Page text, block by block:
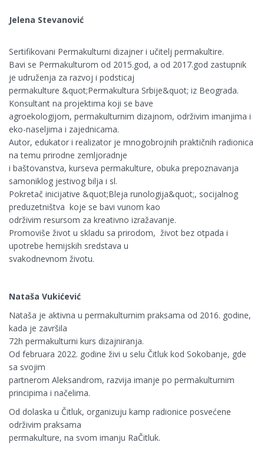
Jelena Stevanović
Sertifikovani Permakulturni dizajner i učitelj permakultire.
Bavi se Permakulturom od 2015.god, a od 2017.god zastupnik
je udruženja za razvoj i podsticaj
permakulture &quot;Permakultura Srbije&quot; iz Beograda.
Konsultant na projektima koji se bave
agroekologijom, permakulturnim dizajnom, održivim imanjima i
eko-naseljima i zajednicama.
Autor, edukator i realizator je mnogobrojnih praktičnih radionica
na temu prirodne zemljoradnje
i baštovanstva, kurseva permakulture, obuka prepoznavanja
samoniklog jestivog bilja i sl.
Pokretač inicijative &quot;Bleja runologija&quot;, socijalnog
preduzetništva koje se bavi vunom kao
održivim resursom za kreativno izražavanje.
Promoviše život u skladu sa prirodom, život bez otpada i
upotrebe hemijskih sredstava u
svakodnevnom životu.
Nataša Vukićević
Nataša je aktivna u permakulturnim praksama od 2016. godine,
kada je završila
72h permakulturni kurs dizajniranja.
Od februara 2022. godine živi u selu Čitluk kod Sokobanje, gde
sa svojim
partnerom Aleksandrom, razvija imanje po permakulturnim
principima i načelima.
Od dolaska u Čitluk, organizuju kamp radionice posvećene
održivim praksama
permakulture, na svom imanju RaČitluk.